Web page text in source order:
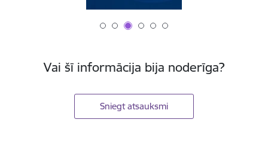
Vai šī informācija bija noderīga?
Sniegt atsauksmi